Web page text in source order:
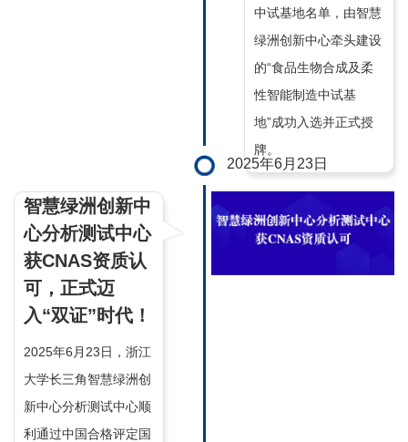
中试基地名单，由智慧
绿洲创新中心牵头建设
的“食品生物合成及柔
性智能制造中试基
地”成功入选并正式授
牌。
智慧绿洲创新中
心分析测试中心
获CNAS资质认
可，正式迈
入“双证”时代！
2025年6月23日，浙江
大学长三角智慧绿洲创
新中心分析测试中心顺
利通过中国合格评定国
2025年6月23日